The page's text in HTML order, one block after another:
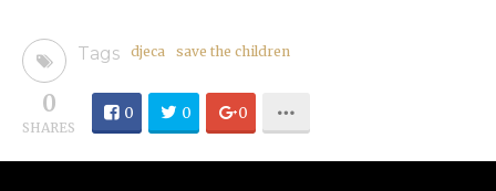
Tags djeca save the children
0
SHARES
0 0 0